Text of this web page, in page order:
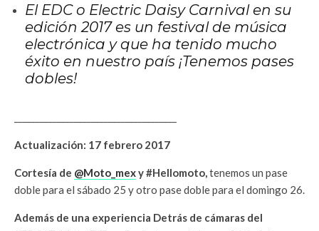
El EDC o Electric Daisy Carnival en su
edición 2017 es un festival de música
electrónica y que ha tenido mucho
éxito en nuestro país ¡Tenemos pases
dobles!
Actualización: 17 febrero 2017
Cortesía de @Moto_mexy #Hellomoto,tenemos un pase
doble para el sábado 25 y otro pase doble para el domingo 26.
Además de una experiencia Detrás de cámaras del